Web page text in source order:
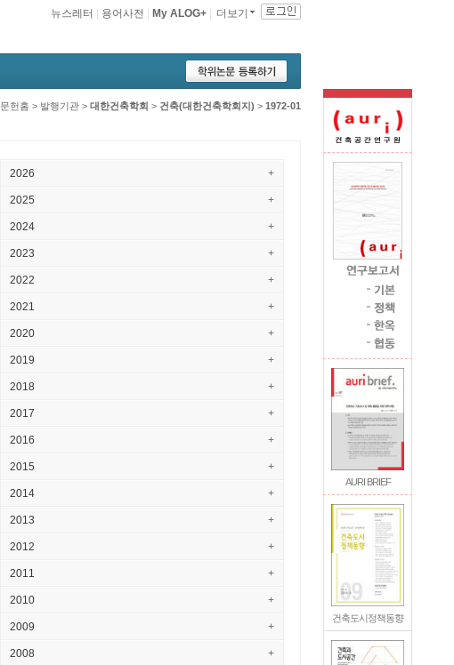
AURI BRIEF
건축도시정책동향
더보기
My ALOG+
용어사전
뉴스레터
문헌홈 > 발행기관 > 대한건축학회 > 건축(대한건축학회지) > 1972-01
2026 +
2025 +
2024 +
2023 +
2022 +
2021 +
2020 +
2019 +
2018 +
2017 +
2016 +
2015 +
2014 +
2013 +
2012 +
2011 +
2010 +
2009 +
2008 +